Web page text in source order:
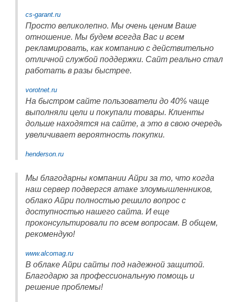
cs-garant.ru
Просто великолепно. Мы очень ценим Ваше
отношение. Мы будем всегда Вас и всем
рекламировать, как компанию с действительно
отличной службой поддержки. Сайт реально стал
работать в разы быстрее.
vorotnet.ru
На быстром сайте пользователи до 40% чаще
выполняли цели и покупали товары. Клиенты
дольше находятся на сайте, а это в свою очередь
увеличивает вероятность покупки.
henderson.ru
Мы благодарны компании Айри за то, что когда
наш сервер подвергся атаке злоумышленников,
облако Айри полностью решило вопрос с
доступностью нашего сайта. И еще
проконсультировали по всем вопросам. В общем,
рекомендую!
www.alcomag.ru
В облаке Айри сайты под надежной защитой.
Благодарю за профессиональную помощь и
решение проблемы!